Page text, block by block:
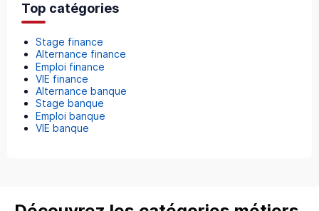
Top catégories
Stage finance
Alternance finance
Emploi finance
VIE finance
Alternance banque
Stage banque
Emploi banque
VIE banque